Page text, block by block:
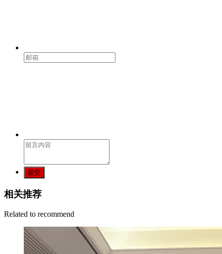
提交
相关推荐
Related to recommend